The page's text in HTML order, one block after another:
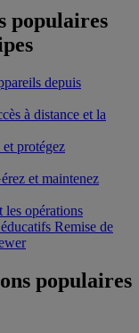
populaires
depuis
à distance et la
protégez
et maintenez
les opérations
Remise de
populaires